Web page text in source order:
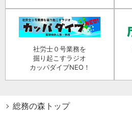
社労士０号業務を
掘り起こすラジオ
カッパダイブNEO！
総務の森トップ